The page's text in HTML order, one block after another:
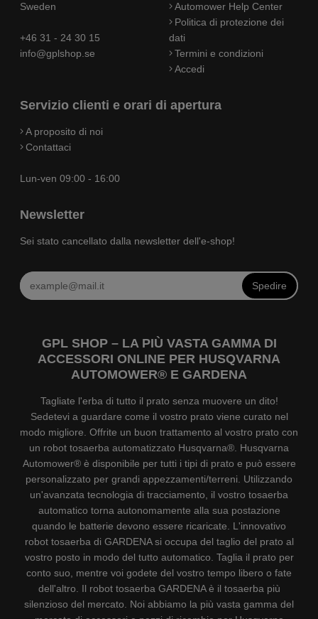
Sweden
+46 31 - 24 30 15
info@gplshop.se
Automower Help Center
Politica di protezione dei
dati
Termini e condizioni
Accedi
Servizio clienti e orari di apertura
A proposito di noi
Contattaci
Lun-ven 09:00 - 16:00
Newsletter
Sei stato cancellato dalla newsletter dell'e-shop!
Spedire
GPL SHOP – LA PIÙ VASTA GAMMA DI
ACCESSORI ONLINE PER HUSQVARNA
AUTOMOWER® E GARDENA
Tagliate l'erba di tutto il prato senza muovere un dito!
Sedetevi a guardare come il vostro prato viene curato nel
modo migliore. Offrite un buon trattamento al vostro prato con
un robot tosaerba automatizzato Husqvarna®. Husqvarna
Automower® è disponibile per tutti i tipi di prato e può essere
personalizzato per grandi appezzamenti/terreni. Utilizzando
un'avanzata tecnologia di tracciamento, il vostro tosaerba
automatico torna autonomamente alla sua postazione
quando le batterie devono essere ricaricate. L'innovativo
robot tosaerba di GARDENA si occupa del taglio del prato al
vostro posto in modo del tutto automatico. Taglia il prato per
conto suo, mentre voi godete del vostro tempo libero o fate
dell'altro. Il robot tosaerba GARDENA è il tosaerba più
silenzioso del mercato. Noi abbiamo la più vasta gamma del